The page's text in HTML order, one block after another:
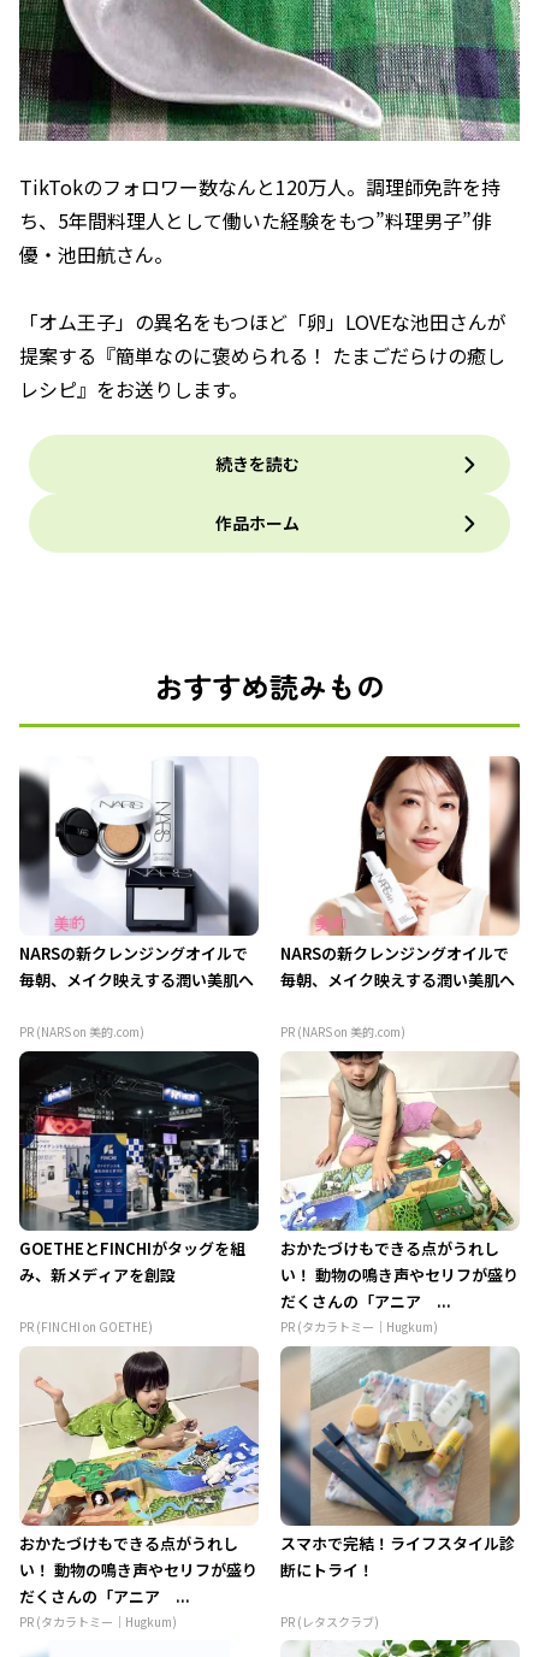
TikTokのフォロワー数なんと120万人。調理師免許を持
ち、5年間料理人として働いた経験をもつ”料理男子”俳
優・池田航さん。
「オム王子」の異名をもつほど「卵」LOVEな池田さんが
提案する『簡単なのに褒められる！ たまごだらけの癒し
レシピ』をお送りします。
続きを読む
作品ホーム
おすすめ読みもの
NARSの新クレンジングオイルで
毎朝、メイク映えする潤い美肌へ
PR (NARS on 美的.com)
NARSの新クレンジングオイルで
毎朝、メイク映えする潤い美肌へ
PR (NARS on 美的.com)
GOETHEとFINCHIがタッグを組
み、新メディアを創設
PR (FINCHI on GOETHE)
おかたづけもできる点がうれし
い！ 動物の鳴き声やセリフが盛り
だくさんの「アニア ...
PR (タカラトミー｜Hugkum)
おかたづけもできる点がうれし
い！ 動物の鳴き声やセリフが盛り
だくさんの「アニア ...
PR (タカラトミー｜Hugkum)
スマホで完結！ライフスタイル診
断にトライ！
PR (レタスクラブ)